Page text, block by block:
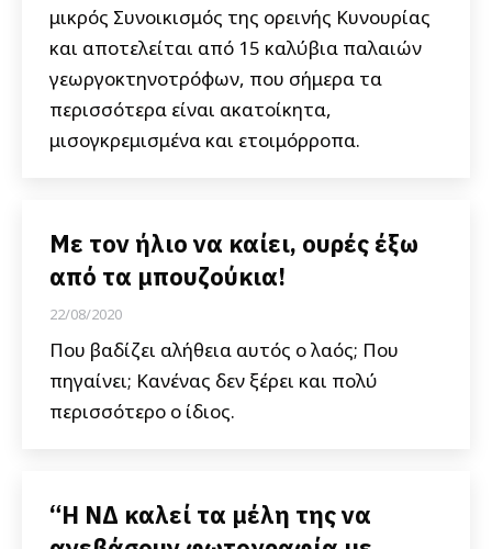
μικρός Συνοικισμός της ορεινής Κυνουρίας
και αποτελείται από 15 καλύβια παλαιών
γεωργοκτηνοτρόφων, που σήμερα τα
περισσότερα είναι ακατοίκητα,
μισογκρεμισμένα και ετοιμόρροπα.
Με τον ήλιο να καίει, ουρές έξω
από τα μπουζούκια!
22/08/2020
Που βαδίζει αλήθεια αυτός ο λαός; Που
πηγαίνει; Κανένας δεν ξέρει και πολύ
περισσότερο ο ίδιος.
“Η ΝΔ καλεί τα μέλη της να